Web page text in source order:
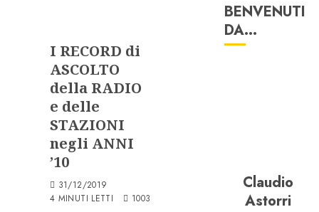
I RECORD di
ASCOLTO
della RADIO
e delle
STAZIONI
negli ANNI
’10
31/12/2019
4 MINUTI LETTI
1003
BENVENUTI
DA…
Claudio
Astorri